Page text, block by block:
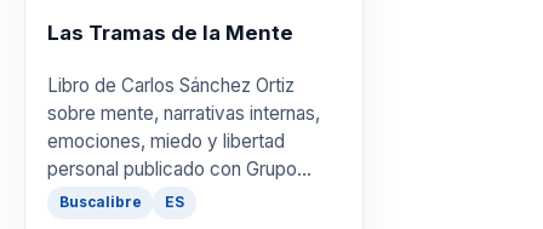
Las Tramas de la Mente
Libro de Carlos Sánchez Ortiz
sobre mente, narrativas internas,
emociones, miedo y libertad
personal publicado con Grupo
Planeta.
Buscalibre ES